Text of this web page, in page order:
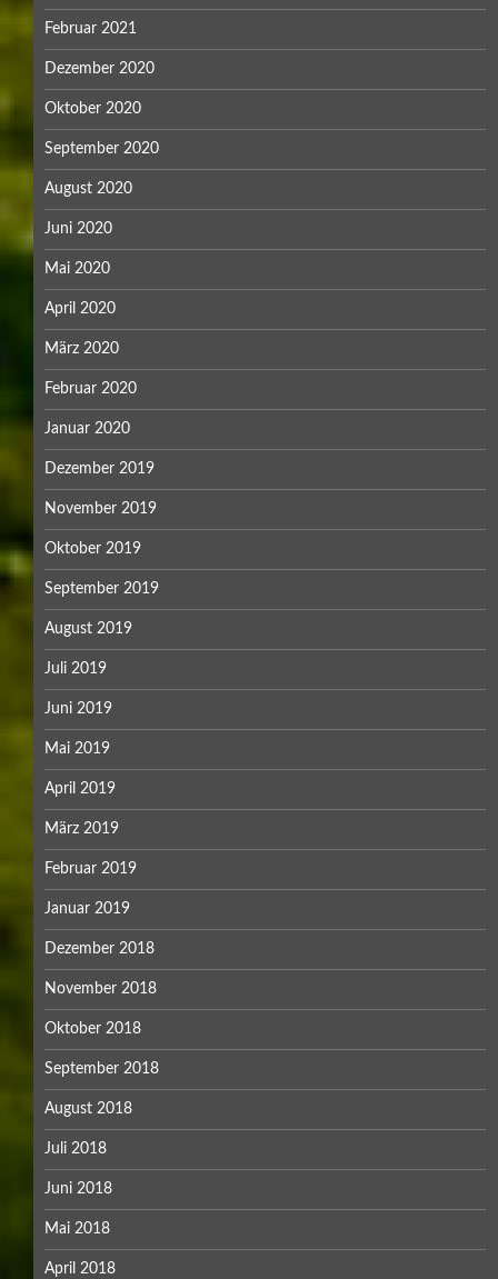
Februar 2021
Dezember 2020
Oktober 2020
September 2020
August 2020
Juni 2020
Mai 2020
April 2020
März 2020
Februar 2020
Januar 2020
Dezember 2019
November 2019
Oktober 2019
September 2019
August 2019
Juli 2019
Juni 2019
Mai 2019
April 2019
März 2019
Februar 2019
Januar 2019
Dezember 2018
November 2018
Oktober 2018
September 2018
August 2018
Juli 2018
Juni 2018
Mai 2018
April 2018